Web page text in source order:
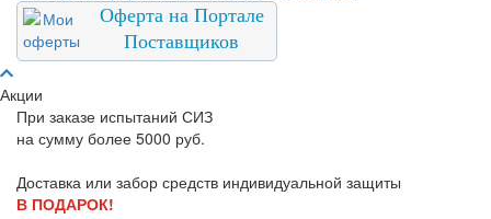
Оферта на Портале
Поставщиков
Акции
При заказе испытаний СИЗ
на сумму более 5000 руб.
Доставка или забор средств индивидуальной защиты
В ПОДАРОК!